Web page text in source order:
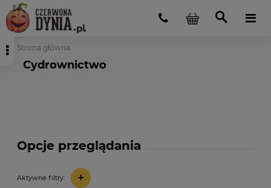
Strona główna
Cydrownictwo
Opcje przeglądania
Aktywne filtry: +